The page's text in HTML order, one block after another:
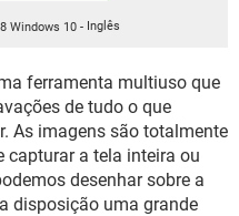
GMAIL
GMAIL
Windows 10 - Inglês
ferramenta multiuso que
de tudo o que
As imagens são totalmente
capturar a tela inteira ou
desenhar sobre a
disposição uma grande